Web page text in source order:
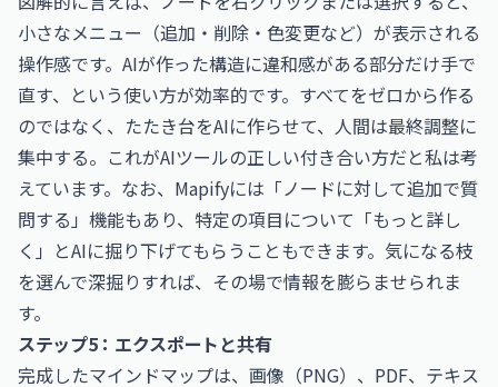
小さなメニュー（追加・削除・色変更など）が表示される
操作感です。AIが作った構造に違和感がある部分だけ手で
直す、という使い方が効率的です。すべてをゼロから作る
のではなく、たたき台をAIに作らせて、人間は最終調整に
集中する。これがAIツールの正しい付き合い方だと私は考
えています。なお、Mapifyには「ノードに対して追加で質
問する」機能もあり、特定の項目について「もっと詳し
く」とAIに掘り下げてもらうこともできます。気になる枝
を選んで深掘りすれば、その場で情報を膨らませられま
す。
ステップ5：エクスポートと共有
完成したマインドマップは、画像（PNG）、PDF、テキス